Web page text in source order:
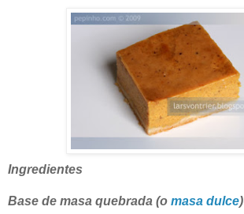
Ingredientes
Base de masa quebrada (o masa dulce)